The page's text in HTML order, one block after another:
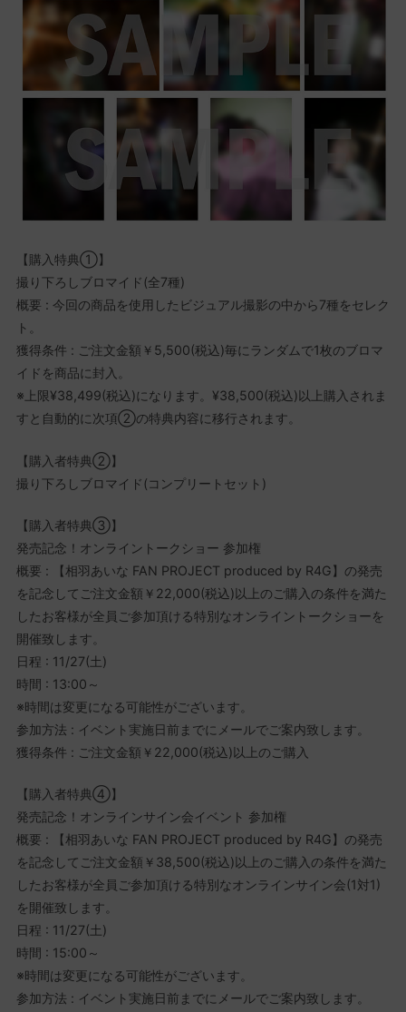
【購入特典①】
撮り下ろしブロマイド(全7種)
概要 : 今回の商品を使用したビジュアル撮影の中から7種をセレク
ト。
獲得条件 : ご注文金額￥5,500(税込)毎にランダムで1枚のブロマ
イドを商品に封入。
※上限¥38,499(税込)になります。¥38,500(税込)以上購入されま
すと自動的に次項➁の特典内容に移行されます。
【購入者特典②】
撮り下ろしブロマイド(コンプリートセット)
【購入者特典③】
発売記念！オンライントークショー 参加権
概要 : 【相羽あいな FAN PROJECT produced by R4G】の発売
を記念してご注文金額￥22,000(税込)以上のご購入の条件を満た
したお客様が全員ご参加頂ける特別なオンライントークショーを
開催致します。
日程 : 11/27(土)
時間 : 13:00～
※時間は変更になる可能性がございます。
参加方法 : イベント実施日前までにメールでご案内致します。
獲得条件 : ご注文金額￥22,000(税込)以上のご購入
【購入者特典④】
発売記念！オンラインサイン会イベント 参加権
概要 : 【相羽あいな FAN PROJECT produced by R4G】の発売
を記念してご注文金額￥38,500(税込)以上のご購入の条件を満た
したお客様が全員ご参加頂ける特別なオンラインサイン会(1対1)
を開催致します。
日程 : 11/27(土)
時間 : 15:00～
※時間は変更になる可能性がございます。
参加方法 : イベント実施日前までにメールでご案内致します。